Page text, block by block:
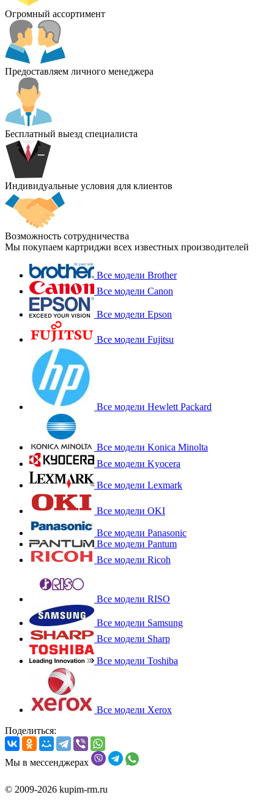
Огромный ассортимент
Предоставляем личного менеджера
Бесплатный выезд специалиста
Индивидуальные условия для клиентов
Возможность сотрудничества
Мы покупаем картриджи всех известных производителей
Все модели Brother
Все модели Canon
Все модели Epson
Все модели Fujitsu
Все модели Hewlett Packard
Все модели Konica Minolta
Все модели Kyocera
Все модели Lexmark
Все модели OKI
Все модели Panasonic
Все модели Pantum
Все модели Ricoh
Все модели RISO
Все модели Samsung
Все модели Sharp
Все модели Toshiba
Все модели Xerox
Поделиться:
Мы в мессенджерах
© 2009-2026 kupim-rm.ru